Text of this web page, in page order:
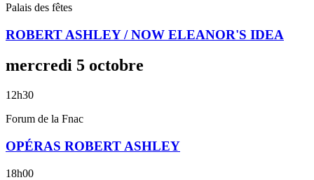
Palais des fêtes
ROBERT ASHLEY / NOW ELEANOR'S IDEA
mercredi 5 octobre
12h30
Forum de la Fnac
OPÉRAS ROBERT ASHLEY
18h00